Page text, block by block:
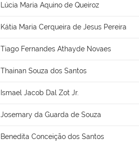
Lúcia Maria Aquino de Queiroz
Kátia Maria Cerqueira de Jesus Pereira
Tiago Fernandes Athayde Novaes
Thainan Souza dos Santos
Ismael Jacob Dal Zot Jr.
Josemary da Guarda de Souza
Benedita Conceição dos Santos